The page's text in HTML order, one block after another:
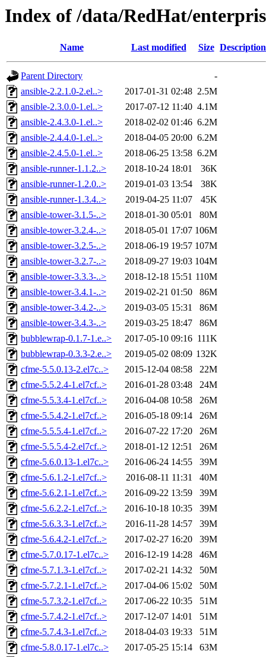
Index of /data/RedHat/
Name Last modified Size Description
Parent Directory
-
ansible-2.2.1.0-2.el..>
2017-01-31 02:48 2.5M
ansible-2.3.0.0-1.el..>
2017-07-12 11:40 4.1M
ansible-2.4.3.0-1.el..>
2018-02-02 01:46 6.2M
ansible-2.4.4.0-1.el..>
2018-04-05 20:00 6.2M
ansible-2.4.5.0-1.el..>
2018-06-25 13:58 6.2M
ansible-runner-1.1.2..>
2018-10-24 18:01
36K
ansible-runner-1.2.0..>
2019-01-03 13:54
38K
ansible-runner-1.3.4..>
2019-04-25 11:07
45K
ansible-tower-3.1.5-..>
2018-01-30 05:01
80M
ansible-tower-3.2.4-..>
2018-05-01 17:07 106M
ansible-tower-3.2.5-..>
2018-06-19 19:57 107M
ansible-tower-3.2.7-..>
2018-09-27 19:03 104M
ansible-tower-3.3.3-..>
2018-12-18 15:51 110M
ansible-tower-3.4.1-..>
2019-02-21 01:50
86M
ansible-tower-3.4.2-..>
2019-03-05 15:31
86M
ansible-tower-3.4.3-..>
2019-03-25 18:47
86M
bubblewrap-0.1.7-1.e..>
2017-05-10 09:16 111K
bubblewrap-0.3.3-2.e..>
2019-05-02 08:09 132K
cfme-5.5.0.13-2.el7c..>
2015-12-04 08:58
22M
cfme-5.5.2.4-1.el7cf..>
2016-01-28 03:48
24M
cfme-5.5.3.4-1.el7cf..>
2016-04-08 10:58
26M
cfme-5.5.4.2-1.el7cf..>
2016-05-18 09:14
26M
cfme-5.5.5.4-1.el7cf..>
2016-07-22 17:20
26M
cfme-5.5.5.4-2.el7cf..>
2018-01-12 12:51
26M
cfme-5.6.0.13-1.el7c..>
2016-06-24 14:55
39M
cfme-5.6.1.2-1.el7cf..>
2016-08-11 11:31
40M
cfme-5.6.2.1-1.el7cf..>
2016-09-22 13:59
39M
cfme-5.6.2.2-1.el7cf..>
2016-10-18 10:35
39M
cfme-5.6.3.3-1.el7cf..>
2016-11-28 14:57
39M
cfme-5.6.4.2-1.el7cf..>
2017-02-27 16:20
39M
cfme-5.7.0.17-1.el7c..>
2016-12-19 14:28
46M
cfme-5.7.1.3-1.el7cf..>
2017-02-21 14:32
50M
cfme-5.7.2.1-1.el7cf..>
2017-04-06 15:02
50M
cfme-5.7.3.2-1.el7cf..>
2017-06-22 10:35
51M
cfme-5.7.4.2-1.el7cf..>
2017-12-07 14:01
51M
cfme-5.7.4.3-1.el7cf..>
2018-04-03 19:33
51M
cfme-5.8.0.17-1.el7c..>
2017-05-25 15:14
63M